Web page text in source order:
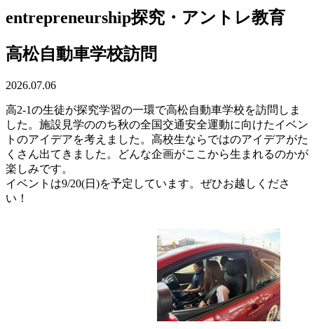
entrepreneurship探究・アントレ教育
高松自動車学校訪問
2026.07.06
高2-1の生徒が探究学習の一環で高松自動車学校を訪問しま
した。施設見学ののち秋の全国交通安全運動に向けたイベン
トのアイデアを考えました。高校生ならではのアイデアがた
くさん出てきました。どんな企画がここから生まれるのかが
楽しみです。
イベントは9/20(日)を予定しています。ぜひお越しくださ
い！